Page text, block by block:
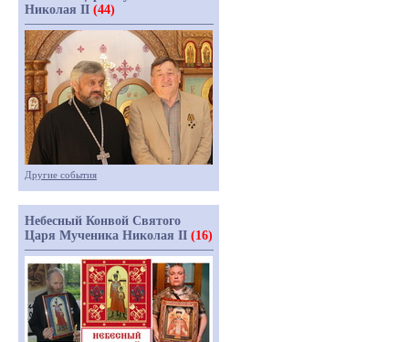
Николая II (44)
Другие события
Небесный Конвой Святого
Царя Мученика Николая II (16)